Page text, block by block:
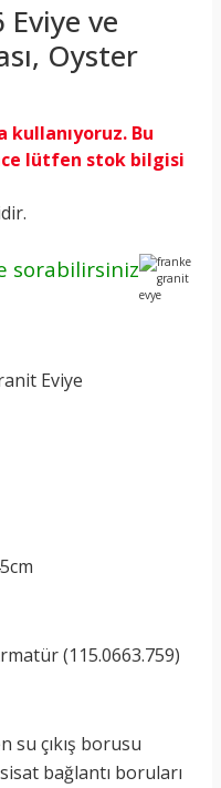
Eviye ve
Oyster
kullanıyoruz. Bu
lütfen stok bilgisi
sorabilirsiniz
Eviye
(115.0663.759)
su çıkış borusu
bağlantı boruları